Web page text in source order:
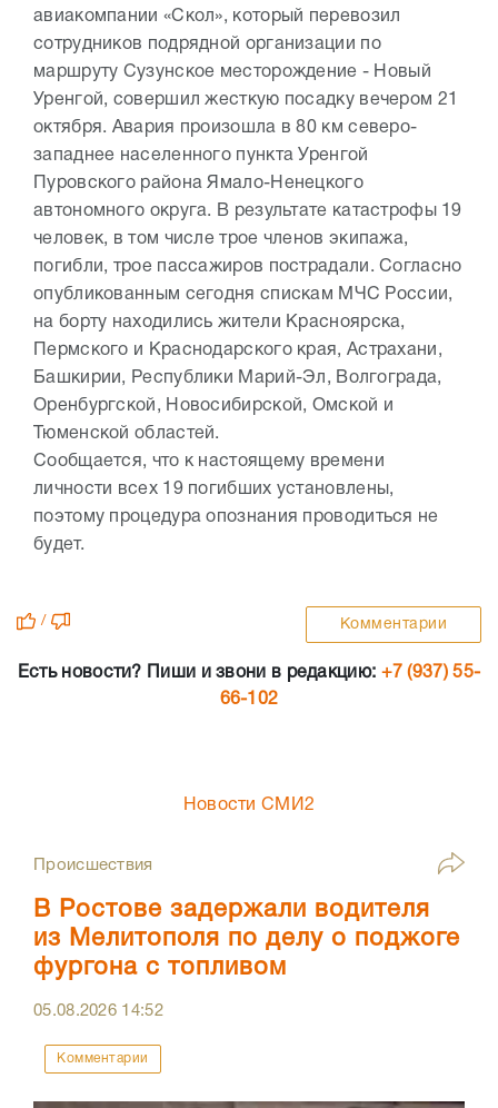
авиакомпании «Скол», который перевозил
сотрудников подрядной организации по
маршруту Сузунское месторождение - Новый
Уренгой, совершил жесткую посадку вечером 21
октября. Авария произошла в 80 км северо-
западнее населенного пункта Уренгой
Пуровского района Ямало-Ненецкого
автономного округа. В результате катастрофы 19
человек, в том числе трое членов экипажа,
погибли, трое пассажиров пострадали. Согласно
опубликованным сегодня спискам МЧС России,
на борту находились жители Красноярска,
Пермского и Краснодарского края, Астрахани,
Башкирии, Республики Марий-Эл, Волгограда,
Оренбургской, Новосибирской, Омской и
Тюменской областей.
Сообщается, что к настоящему времени
личности всех 19 погибших установлены,
поэтому процедура опознания проводиться не
будет.
/ Комментарии
Есть новости? Пиши и звони в редакцию: +7 (937) 55-
66-102
Новости СМИ2
Происшествия
В Ростове задержали водителя
из Мелитополя по делу о поджоге
фургона с топливом
05.08.2026 14:52
Комментарии